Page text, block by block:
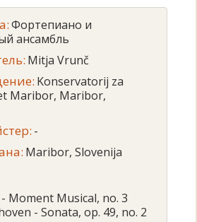
Фортепиано и
ансамбль
Mitja Vrunč
Konservatorij za
Maribor, Maribor,
-
Maribor, Slovenija
- Moment Musical, no. 3
- Sonata, op. 49, no. 2